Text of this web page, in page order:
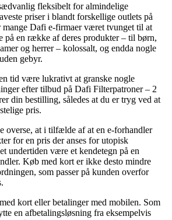
fleksibelt for almindelige
priser i blandt forskellige outlets på
mange Dafi e-firmaer været tvunget til at
på en række af deres produkter – til børn,
og herrer – kolossalt, og endda nogle
gebyr.
tid være lukrativt at granske nogle
efter tilbud på Dafi Filterpatroner – 2
din bestilling, således at du er tryg ved at
pris.
overse, at i tilfælde af at en e-forhandler
for en pris der anses for utopisk
undertiden være et kendetegn på en
Køb med kort er ikke desto mindre
som passer på kunden overfor
kort eller betalinger med mobilen. Som
en afbetalingsløsning fra eksempelvis